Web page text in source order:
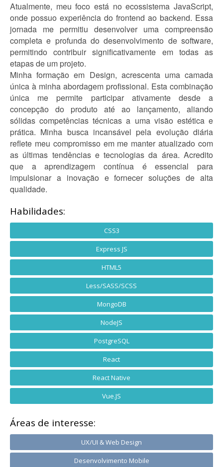
Atualmente, meu foco está no ecossistema JavaScript,
onde possuo experiência do frontend ao backend. Essa
jornada me permitiu desenvolver uma compreensão
completa e profunda do desenvolvimento de software,
permitindo contribuir significativamente em todas as
etapas de um projeto.
Minha formação em Design, acrescenta uma camada
única à minha abordagem profissional. Esta combinação
única me permite participar ativamente desde a
concepção do produto até ao lançamento, aliando
sólidas competências técnicas a uma visão estética e
prática. Minha busca incansável pela evolução diária
reflete meu compromisso em me manter atualizado com
as últimas tendências e tecnologias da área. Acredito
que a aprendizagem contínua é essencial para
impulsionar a inovação e fornecer soluções de alta
qualidade.
Habilidades:
CSS3
Express JS
HTML5
Less/SASS/SCSS
MongoDB
NodeJS
PostgreSQL
React
React Native
Vue.JS
Áreas de interesse:
UX/UI & Web Design
Desenvolvimento Mobile